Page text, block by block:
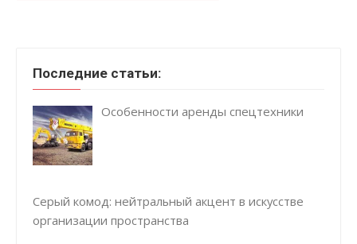
Последние статьи:
Особенности аренды спецтехники
Серый комод: нейтральный акцент в искусстве
организации пространства